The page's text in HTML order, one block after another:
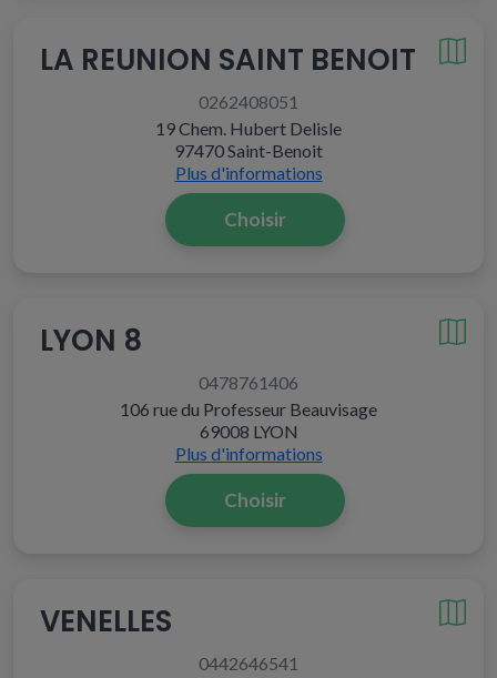
LA REUNION SAINT BENOIT
0262408051
19 Chem. Hubert Delisle
97470 Saint-Benoit
Plus d'informations
Choisir
LYON 8
0478761406
106 rue du Professeur Beauvisage
69008 LYON
Plus d'informations
Choisir
VENELLES
0442646541